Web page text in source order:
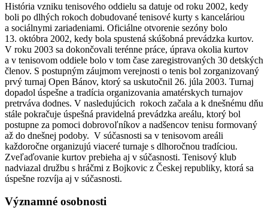
História vzniku tenisového oddielu sa datuje od roku 2002, kedy
boli po dlhých rokoch dobudované tenisové kurty s kanceláriou
a sociálnymi zariadeniami. Oficiálne otvorenie sezóny bolo
13. októbra 2002, kedy bola spustená skúšobná prevádzka kurtov.
V roku 2003 sa dokončovali terénne práce, úprava okolia kurtov
a v tenisovom oddiele bolo v tom čase zaregistrovaných 30 detských
členov. S postupným záujmom verejnosti o tenis bol zorganizovaný
prvý turnaj Open Bánov, ktorý sa uskutočnil 26. júla 2003. Turnaj
dopadol úspešne a tradícia organizovania amatérskych turnajov
pretrváva dodnes. V nasledujúcich rokoch začala a k dnešnému dňu
stále pokračuje úspešná pravidelná prevádzka areálu, ktorý bol
postupne za pomoci dobrovoľníkov a nadšencov tenisu formovaný
až do dnešnej podoby. V súčasnosti sa v tenisovom areáli
každoročne organizujú viaceré turnaje s dlhoročnou tradíciou.
Zveľaďovanie kurtov prebieha aj v súčasnosti. Tenisový klub
nadviazal družbu s hráčmi z Bojkovic z Českej republiky, ktorá sa
úspešne rozvíja aj v súčasnosti.
Významné osobnosti